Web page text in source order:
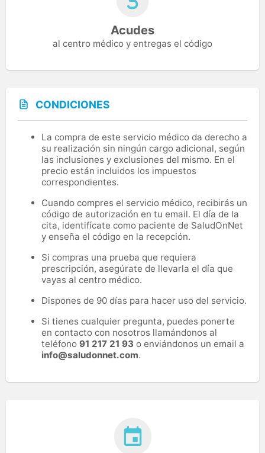
Acudes
al centro médico y entregas el código
CONDICIONES
La compra de este servicio médico da derecho a
su realización sin ningún cargo adicional, según
las inclusiones y exclusiones del mismo. En el
precio están incluidos los impuestos
correspondientes.
Cuando compres el servicio médico, recibirás un
código de autorización en tu email. El día de la
cita, identifícate como paciente de SaludOnNet
y enseña el código en la recepción.
Si compras una prueba que requiera
prescripción, asegúrate de llevarla el día que
vayas al centro médico.
Dispones de 90 días para hacer uso del servicio.
Si tienes cualquier pregunta, puedes ponerte
en contacto con nosotros llamándonos al
teléfono 91 217 21 93 o enviándonos un email a
info@saludonnet.com.